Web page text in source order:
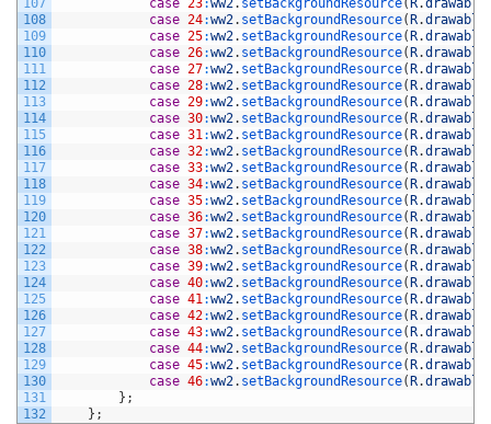
107
108
109
110
111
112
113
114
115
116
117
118
119
120
121
122
123
124
125
126
127
128
129
130
131
132
case 23:ww2. setBackgroundResource( R.drawable
case 24:ww2. setBackgroundResource( R.drawable
case 25:ww2. setBackgroundResource( R.drawable
case 26:ww2. setBackgroundResource( R.drawable
case 27:ww2. setBackgroundResource( R.drawable
case 28:ww2. setBackgroundResource( R.drawable
case 29:ww2. setBackgroundResource( R.drawable
case 30:ww2. setBackgroundResource( R.drawable
case 31:ww2. setBackgroundResource( R.drawable
case 32:ww2. setBackgroundResource( R.drawable
case 33:ww2. setBackgroundResource( R.drawable
case 34:ww2. setBackgroundResource( R.drawable
case 35:ww2. setBackgroundResource( R.drawable
case 36:ww2. setBackgroundResource( R.drawable
case 37:ww2. setBackgroundResource( R.drawable
case 38:ww2. setBackgroundResource( R.drawable
case 39:ww2. setBackgroundResource( R.drawable
case 40:ww2. setBackgroundResource( R.drawable
case 41:ww2. setBackgroundResource( R.drawable
case 42:ww2. setBackgroundResource( R.drawable
case 43:ww2. setBackgroundResource( R.drawable
case 44:ww2. setBackgroundResource( R.drawable
case 45:ww2. setBackgroundResource( R.drawable
case 46:ww2. setBackgroundResource( R.drawable
} ;
} ;